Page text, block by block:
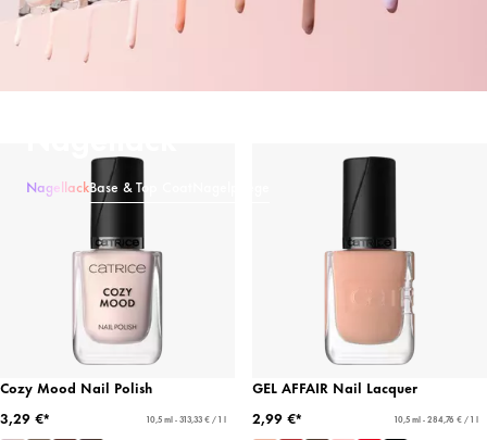
NagellackBase & Top Coat
Cozy Mood Nail Polish
3,29 €*
10,5 ml - 313,33 € / 1 l
GEL AFFAIR Nail Lacquer
2,99 €*
10,5 ml - 284,76 € / 1 l